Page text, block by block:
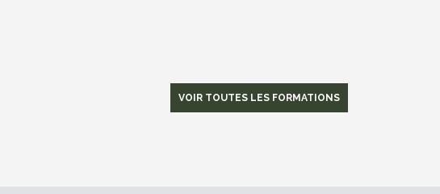
VOIR TOUTES LES FORMATIONS